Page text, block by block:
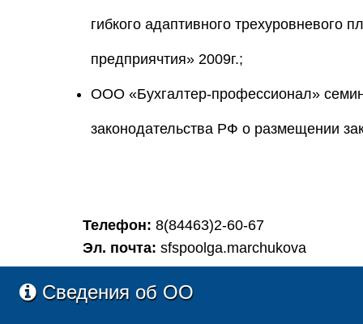
гибкого адаптивного трехуровневого
предприячтия» 2009г.;
ООО «Бухгалтер-профессионал»
законодательства РФ о размещении
Телефон: 8(84463)2-60-67
Эл. почта: sfspoolga.marchukova
Сведения об ОО